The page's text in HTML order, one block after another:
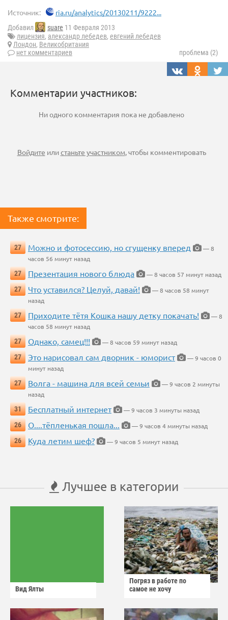
Источник: ria.ru/analytics/20130211/9222...
Добавил suare 11 Февраля 2013
лицензия, александр лебедев, евгений лебедев
Лондон, Великобритания
нет комментариев
проблема (2)
Комментарии участников:
Ни одного комментария пока не добавлено
Войдите илистаньте участником, чтобы комментировать
Также смотрите:
27 Можно и фотосессию, но сгущенку вперед
— 8
часов 56 минут назад
27
Презентация нового блюда
— 8 часов 57 минут назад
27
Что уставился? Целуй, давай!
— 8 часов 58 минут
назад
27
Приходите тётя Кошка нашу детку покачать!
— 8
часов 58 минут назад
27
Однако, самец!!!
— 8 часов 59 минут назад
27
Это нарисовал сам дворник - юморист
— 9 часов 0
минут назад
27
Волга - машина для всей семьи
— 9 часов 2 минуты
назад
31
Бесплатный интернет
— 9 часов 3 минуты назад
26
О....тёпленькая пошла...
— 9 часов 4 минуты назад
26
Куда летим шеф? — 9 часов 5 минут назад
Лучшее в категории
Вид Ялты
Погряз в работе по
самое не хочу